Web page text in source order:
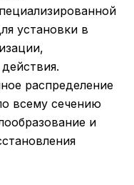
установки в
распределение
всему сечению
и